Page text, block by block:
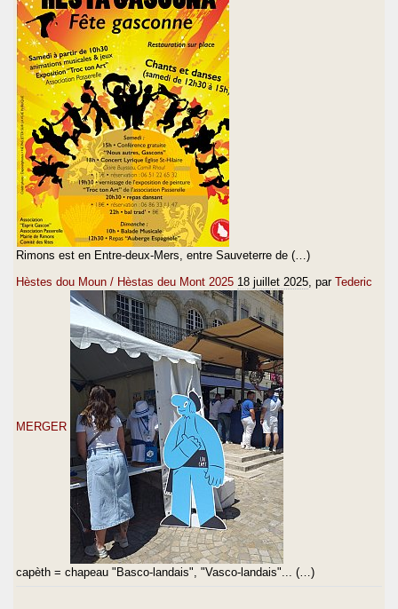
Rimons est en Entre-deux-Mers, entre Sauveterre de (…)
Hèstes dou Moun / Hèstas deu Mont 2025 18 juillet 2025 , par Tederic
MERGER
capèth = chapeau "Basco-landais", "Vasco-landais"... (…)